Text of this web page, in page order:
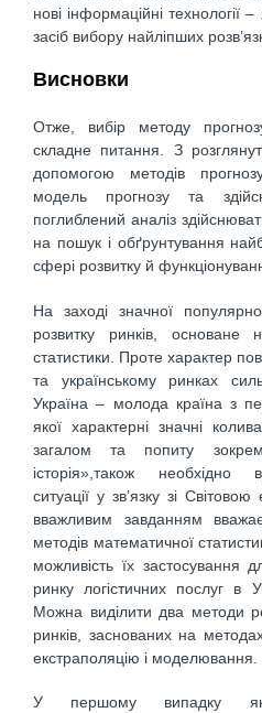
нові інформаційні технології
засіб вибору найліпших
Висновки
Отже, вибір методу
складне питання. З
допомогою методів
модель прогнозу та
поглиблений аналіз
на пошук і обґрунтування
сфері розвитку й
На заході значної
розвитку ринків, основане
статистики. Проте характер
та українському ринках
Україна – молода країна з
якої характерні значні
загалом та попиту
історія»,також необхідно
ситуації у зв’язку зі
вважливим завданням
методів математичної
можливість їх застосування
ринку логістичних послуг в
Можна виділити два методи
ринків, заснованих на
екстраполяцію і моделювання.
У першому випадку як